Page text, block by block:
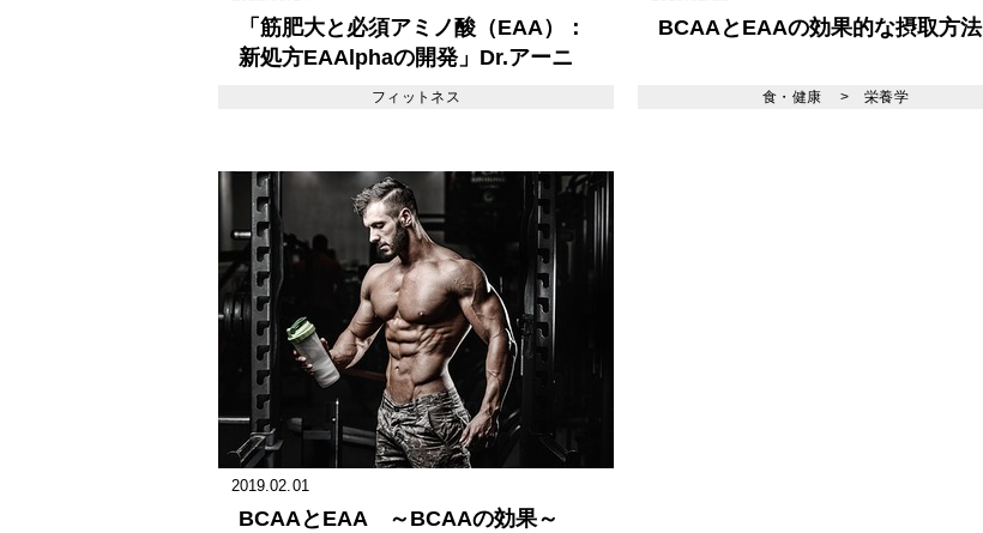
「筋肥大と必須アミノ酸（EAA）：
新処方EAAlphaの開発」Dr.アーニ
ー・フェルナンド 国際スポーツ栄養
フィットネス
BCAAとEAAの効果的な摂取方法
食・健康 > 栄養学
2019.02.01
BCAAとEAA ～BCAAの効果～